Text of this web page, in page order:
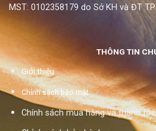
MST: 0102358179 do Sở KH và ĐT
THÔNG TIN
Giới thiệu
Chính sách bảo mật
Chính sách mua hàng và thanh